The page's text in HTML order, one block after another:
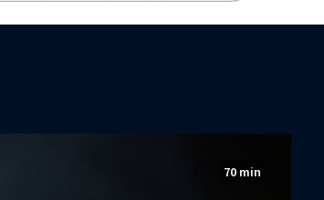
70 min